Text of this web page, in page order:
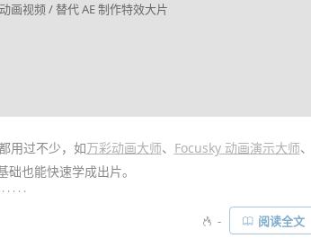
用过不少，如万彩动画大师、 Focusky 动画演示大师、
也能快速学成出片。
不例外，它同样容易上手，且效果媲美并对标 AE (After
，你日常看到的很多一些 AE 特效，使用它就可以快
. . . . .
- 阅读全文